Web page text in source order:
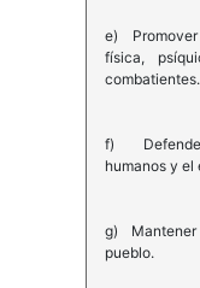
e) Promover
física,
combatientes.
f) Defender
humanos y el
g) Mantener
pueblo.